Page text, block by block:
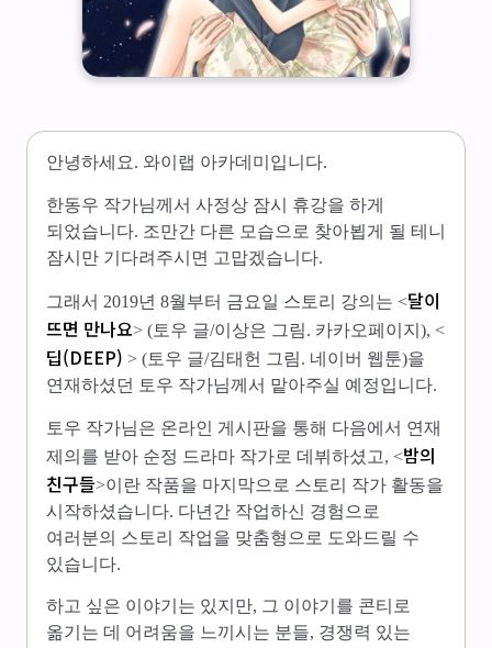
안녕하세요. 와이랩 아카데미입니다.
한동우 작가님께서 사정상 잠시 휴강을 하게
되었습니다. 조만간 다른 모습으로 찾아뵙게 될 테니
잠시만 기다려주시면 고맙겠습니다.
그래서 2019년 8월부터 금요일 스토리 강의는 <달이
뜨면 만나요> (토우 글/이상은 그림. 카카오페이지), <
딥(DEEP) > (토우 글/김태헌 그림. 네이버 웹툰)을
연재하셨던 토우 작가님께서 맡아주실 예정입니다.
토우 작가님은 온라인 게시판을 통해 다음에서 연재
제의를 받아 순정 드라마 작가로 데뷔하셨고, <밤의
친구들>이란 작품을 마지막으로 스토리 작가 활동을
시작하셨습니다. 다년간 작업하신 경험으로
여러분의 스토리 작업을 맞춤형으로 도와드릴 수
있습니다.
하고 싶은 이야기는 있지만, 그 이야기를 콘티로
옮기는 데 어려움을 느끼시는 분들, 경쟁력 있는